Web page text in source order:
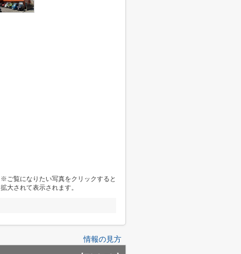
※ご覧になりたい写真をクリックすると
拡大されて表示されます。
情報の見方